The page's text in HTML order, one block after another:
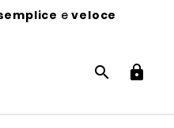
eveloce
 